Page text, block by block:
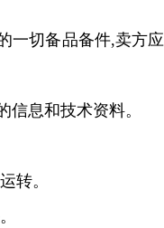
一切备品备件,卖方应
信息和技术资料。
转。